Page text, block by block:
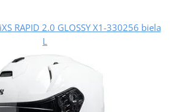
RAPID 2.0 GLOSSY X1-330256 biela
L